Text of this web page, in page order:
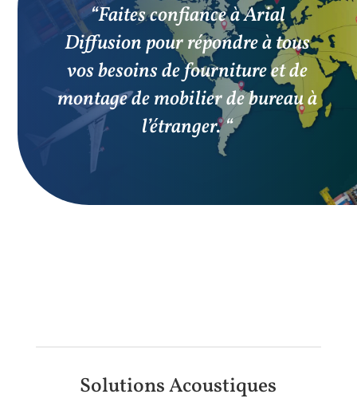
“Faites confiance à Arial
Diffusion pour répondre à tous
vos besoins de fourniture et de
montage de mobilier de bureau à
l’étranger. “
Solutions Acoustiques